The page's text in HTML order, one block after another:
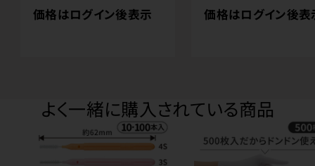
価格はログイン後表示
価格はログイン後表
よく一緒に購入されている商品